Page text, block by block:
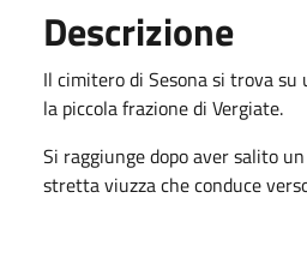
Descrizione
Il cimitero di Sesona si trova su
la piccola frazione di Vergiate.
Si raggiunge dopo aver salito
stretta viuzza che conduce